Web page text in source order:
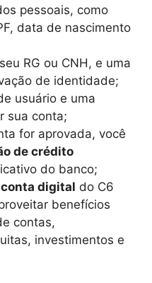
pessoais, como
data de nascimento
RG ou CNH, e uma
de identidade;
usuário e uma
sua conta;
for aprovada, você
de crédito
do banco;
conta digital do C6
benefícios
contas,
investimentos e